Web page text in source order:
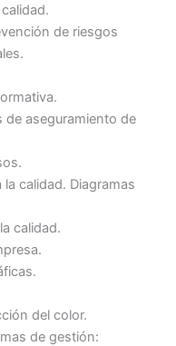
de riesgos
de aseguramiento de
calidad. Diagramas
calidad.
del color.
de gestión: